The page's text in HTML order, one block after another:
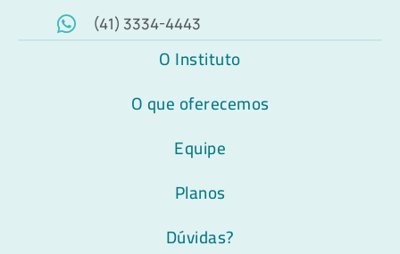
(41) 3334-4443
O Instituto
O que oferecemos
Equipe
Planos
Dúvidas?